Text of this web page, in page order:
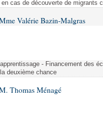
cas de découverte de migrants
Valérie Bazin-Malgras
- Financement des
deuxième chance
Thomas Ménagé